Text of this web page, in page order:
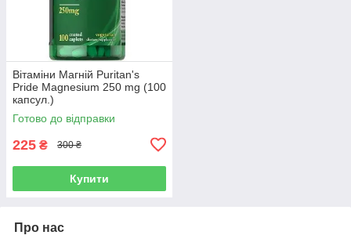
Вітаміни Магній Puritan's
Pride Magnesium 250 mg (100
капсул.)
Готово до відправки
225 ₴ 300 ₴
Купити
Про нас